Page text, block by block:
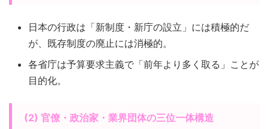
日本の行政は「新制度・新庁の設立」には積極的だ
が、既存制度の廃止には消極的。
各省庁は予算要求主義で「前年より多く取る」ことが
目的化。
(2) 官僚・政治家・業界団体の三位一体構造